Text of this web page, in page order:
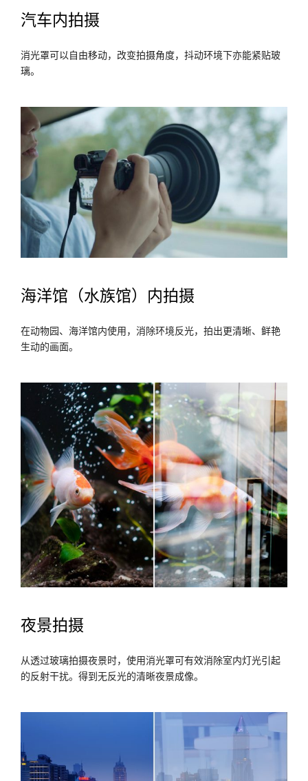
汽车内拍摄
消光罩可以自由移动，改变拍摄角度，抖动环境下亦能紧贴玻
璃。
海洋馆（水族馆）内拍摄
在动物园、海洋馆内使用，消除环境反光，拍出更清晰、鲜艳
生动的画面。
夜景拍摄
从透过玻璃拍摄夜景时，使用消光罩可有效消除室内灯光引起
的反射干扰。得到无反光的清晰夜景成像。